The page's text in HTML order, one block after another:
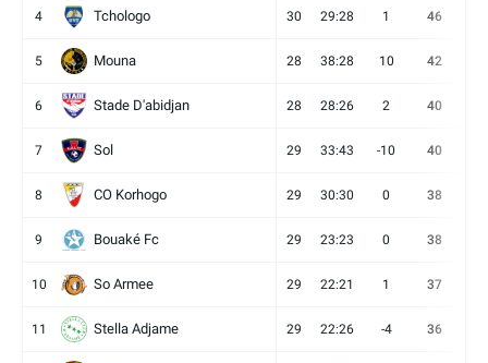
4 Tchologo 30 29:28 1 46
5 Mouna 28 38:28 10 42
6 Stade D'abidjan 28 28:26 2 40
7 Sol 29 33:43 -10 40
8 CO Korhogo 29 30:30 0 38
9 Bouaké Fc 29 23:23 0 38
10 So Armee 29 22:21 1 37
11 Stella Adjame 29 22:26 -4 36